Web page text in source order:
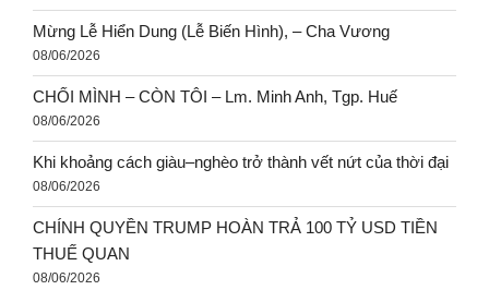
Mừng Lễ Hiển Dung (Lễ Biến Hình), – Cha Vương
08/06/2026
CHỐI MÌNH – CÒN TÔI – Lm. Minh Anh, Tgp. Huế
08/06/2026
Khi khoảng cách giàu–nghèo trở thành vết nứt của thời đại
08/06/2026
CHÍNH QUYỀN TRUMP HOÀN TRẢ 100 TỶ USD TIỀN
THUẾ QUAN
08/06/2026